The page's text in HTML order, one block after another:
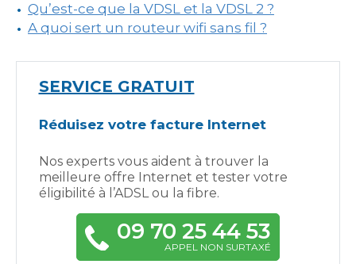
Qu’est-ce que la VDSL et la VDSL 2 ?
A quoi sert un routeur wifi sans fil ?
SERVICE GRATUIT
Réduisez votre facture Internet
Nos experts vous aident à trouver la
meilleure offre Internet et tester votre
éligibilité à l’ADSL ou la fibre.
09 70 25 44 53
APPEL NON SURTAXÉ